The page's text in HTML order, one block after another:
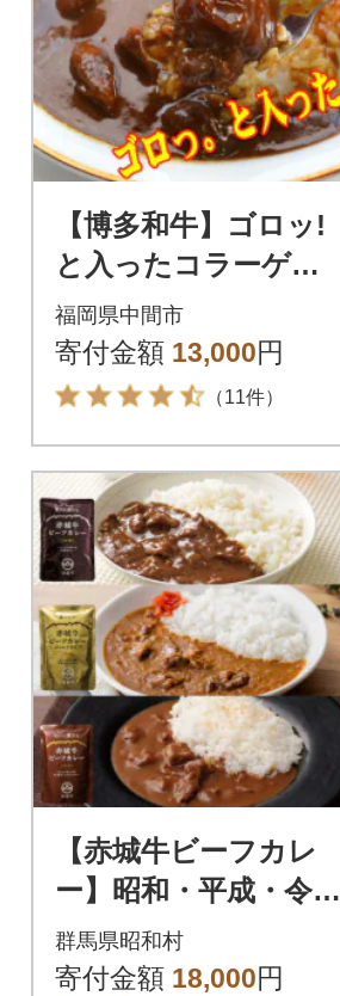
【博多和牛】ゴロッ!
と入ったコラーゲン
牛すじカレー5食セッ
ト 常温長期保存可能
なのに本格派のカレ
福岡県中間市
寄付金額 13,000円
（11件）
【赤城牛ビーフカレ
ー】昭和・平成・令和
のビーフカレー食べ
比べ(計14個)
群馬県昭和村
寄付金額 18,000円